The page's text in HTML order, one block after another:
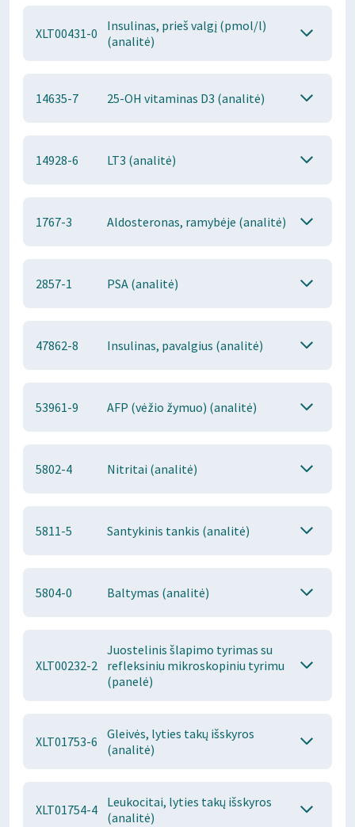
XLT00431-0
Insulinas, prieš valgį (pmol/l)
(analitė)
14635-7 25-OH vitaminas D3 (analitė)
14928-6 LT3 (analitė)
1767-3 Aldosteronas, ramybėje (analitė)
2857-1 PSA (analitė)
47862-8 Insulinas, pavalgius (analitė)
53961-9 AFP (vėžio žymuo) (analitė)
5802-4 Nitritai (analitė)
5811-5 Santykinis tankis (analitė)
5804-0 Baltymas (analitė)
XLT00232-2
Juostelinis šlapimo tyrimas su
refleksiniu mikroskopiniu tyrimu
(panelė)
XLT01753-6
Gleivės, lyties takų išskyros
(analitė)
XLT01754-4
Leukocitai, lyties takų išskyros
(analitė)